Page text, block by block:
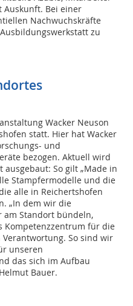
Bei einer
Nachwuchskräfte
zu
Wacker Neuson
statt. Hier hat Wacker
und
bezogen. Aktuell wird
So gilt „Made in
Stampfermodelle und die
alle in Reichertshofen
„In dem wir die
am Standort bündeln,
Kompetenzzentrum für die
So sind wir
unseren
das sich im Aufbau
Bauer.